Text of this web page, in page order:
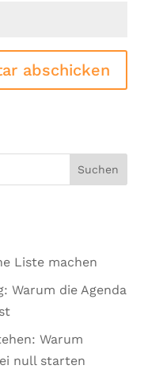
abschicken
Liste machen
Warum die Agenda
Warum
null starten